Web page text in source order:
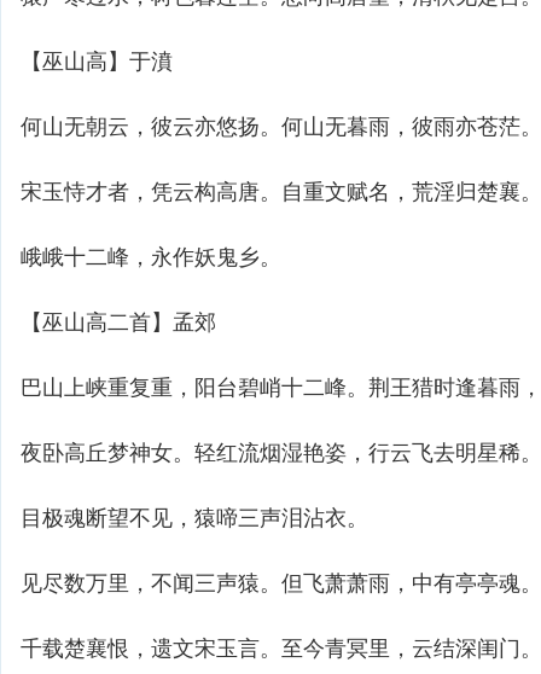
【巫山高】于濆
何山无朝云，彼云亦悠扬。何山无暮雨，彼雨亦苍茫。
宋玉恃才者，凭云构高唐。自重文赋名，荒淫归楚襄。
峨峨十二峰，永作妖鬼乡。
【巫山高二首】孟郊
巴山上峡重复重，阳台碧峭十二峰。荆王猎时逢暮雨，
夜卧高丘梦神女。轻红流烟湿艳姿，行云飞去明星稀。
目极魂断望不见，猿啼三声泪沾衣。
见尽数万里，不闻三声猿。但飞萧萧雨，中有亭亭魂。
千载楚襄恨，遗文宋玉言。至今青冥里，云结深闺门。